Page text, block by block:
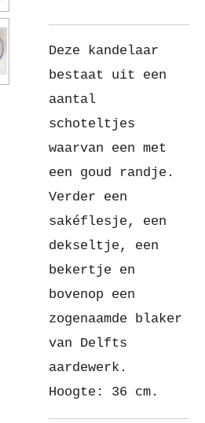
Deze kandelaar
bestaat uit een
aantal
schoteltjes
waarvan een met
een goud randje.
Verder een
sakéflesje, een
dekseltje, een
bekertje en
bovenop een
zogenaamde blaker
van Delfts
aardewerk.
Hoogte: 36 cm.